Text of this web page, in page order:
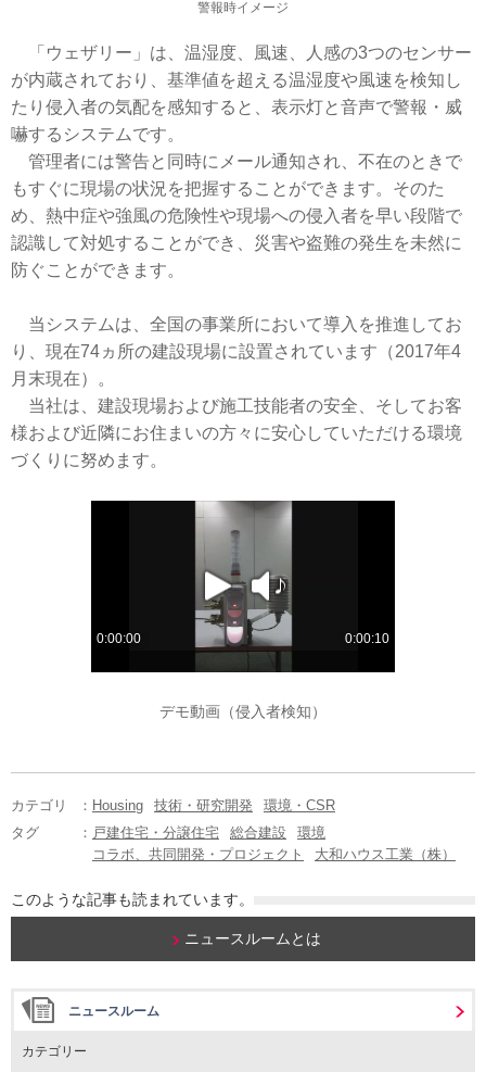
警報時イメージ
「ウェザリー」は、温湿度、風速、人感の3つのセンサー
が内蔵されており、基準値を超える温湿度や風速を検知し
たり侵入者の気配を感知すると、表示灯と音声で警報・威
嚇するシステムです。
管理者には警告と同時にメール通知され、不在のときで
もすぐに現場の状況を把握することができます。そのた
め、熱中症や強風の危険性や現場への侵入者を早い段階で
認識して対処することができ、災害や盗難の発生を未然に
防ぐことができます。
当システムは、全国の事業所において導入を推進してお
り、現在74ヵ所の建設現場に設置されています（2017年4
月末現在）。
当社は、建設現場および施工技能者の安全、そしてお客
様および近隣にお住まいの方々に安心していただける環境
づくりに努めます。
play
0:00:00 0:00:10
デモ動画（侵入者検知）
カテゴリ ： Housing 技術・研究開発
環境・CSR
タグ
： 戸建住宅・分譲住宅 総合建設
環境
コラボ、共同開発・プロジェクト
大和ハウス工業（株）
このような記事も読まれています。
ニュースルームとは
ニュースルーム
カテゴリー